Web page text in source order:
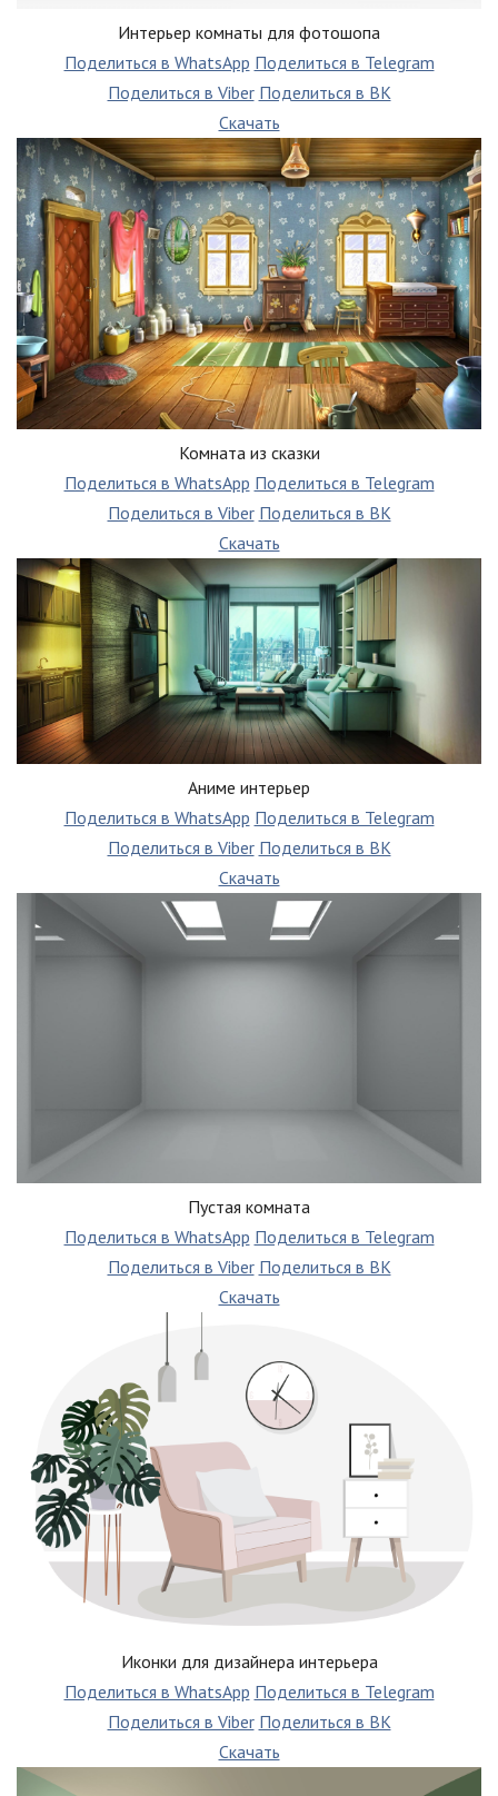
Интерьер комнаты для фотошопа
Поделиться в WhatsApp Поделиться в Telegram
Поделиться в Viber Поделиться в ВК
Скачать
Комната из сказки
Поделиться в WhatsApp Поделиться в Telegram
Поделиться в Viber Поделиться в ВК
Скачать
Аниме интерьер
Поделиться в WhatsApp Поделиться в Telegram
Поделиться в Viber Поделиться в ВК
Скачать
Пустая комната
Поделиться в WhatsApp Поделиться в Telegram
Поделиться в Viber Поделиться в ВК
Скачать
Иконки для дизайнера интерьера
Поделиться в WhatsApp Поделиться в Telegram
Поделиться в Viber Поделиться в ВК
Скачать